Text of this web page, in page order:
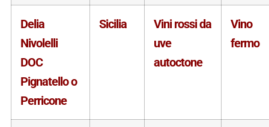
Delia
Nivolelli
DOC
Pignatello o
Perricone
Sicilia
Vini rossi da
uve
autoctone
Vino
fermo